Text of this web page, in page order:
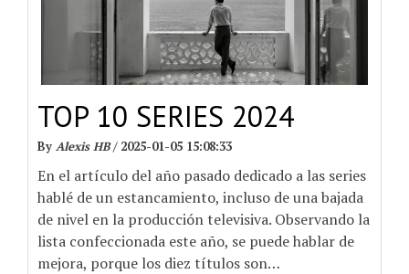
TOP 10 SERIES 2024
By Alexis HB/ 2025-01-05 15:08:33
En el artículo del año pasado dedicado a las series
hablé de un estancamiento, incluso de una bajada
de nivel en la producción televisiva. Observando la
lista confeccionada este año, se puede hablar de
mejora, porque los diez títulos son…